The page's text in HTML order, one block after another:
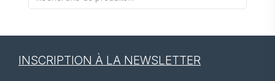
pour :
INSCRIPTION À LA NEWSLETTER